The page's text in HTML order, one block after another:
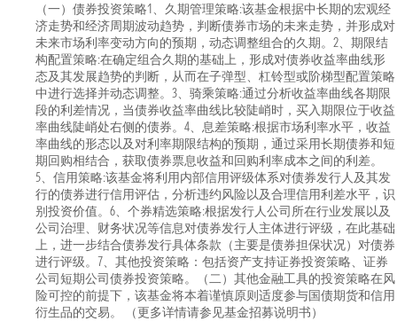
（一）债券投资策略1、久期管理策略:该基金根据中长期的宏观经
济走势和经济周期波动趋势，判断债券市场的未来走势，并形成对
未来市场利率变动方向的预期，动态调整组合的久期。2、期限结
构配置策略:在确定组合久期的基础上，形成对债券收益率曲线形
态及其发展趋势的判断，从而在子弹型、杠铃型或阶梯型配置策略
中进行选择并动态调整。3、骑乘策略:通过分析收益率曲线各期限
段的利差情况，当债券收益率曲线比较陡峭时，买入期限位于收益
率曲线陡峭处右侧的债券。4、息差策略:根据市场利率水平，收益
率曲线的形态以及对利率期限结构的预期，通过采用长期债券和短
期回购相结合，获取债券票息收益和回购利率成本之间的利差。
5、信用策略:该基金将利用内部信用评级体系对债券发行人及其发
行的债券进行信用评估，分析违约风险以及合理信用利差水平，识
别投资价值。6、个券精选策略:根据发行人公司所在行业发展以及
公司治理、财务状况等信息对债券发行人主体进行评级，在此基础
上，进一步结合债券发行具体条款（主要是债券担保状况）对债券
进行评级。7、其他投资策略：包括资产支持证券投资策略、证券
公司短期公司债券投资策略。（二）其他金融工具的投资策略在风
险可控的前提下，该基金将本着谨慎原则适度参与国债期货和信用
衍生品的交易。 （更多详情请参见基金招募说明书）